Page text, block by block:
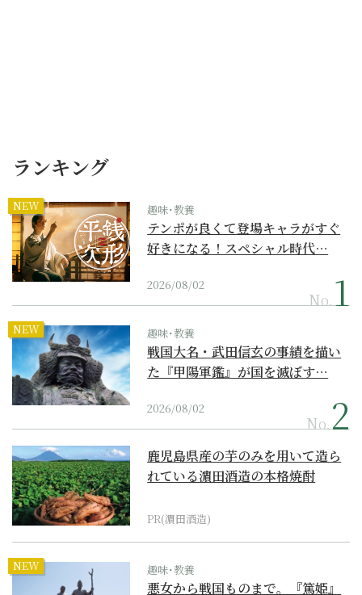
ランキング
NEW 趣味･教養
テンポが良くて登場キャラがすぐ
好きになる！スペシャル時代…
2026/08/02
No.
NEW 趣味･教養
戦国大名・武田信玄の事績を描い
た『甲陽軍鑑』が国を滅ぼす…
2026/08/02
No.
鹿児島県産の芋のみを用いて造ら
れている濵田酒造の本格焼酎
PR(濵田酒造)
NEW 趣味･教養
悪女から戦国ものまで。『篤姫』